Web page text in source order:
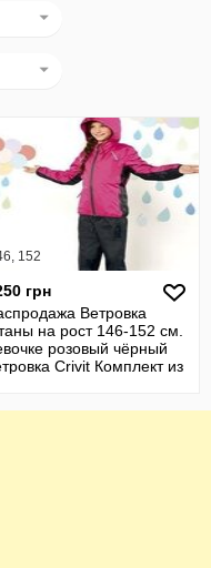
152
грн
Ветровка
на рост 146-152 см.
розовый чёрный
Crivit Комплект из